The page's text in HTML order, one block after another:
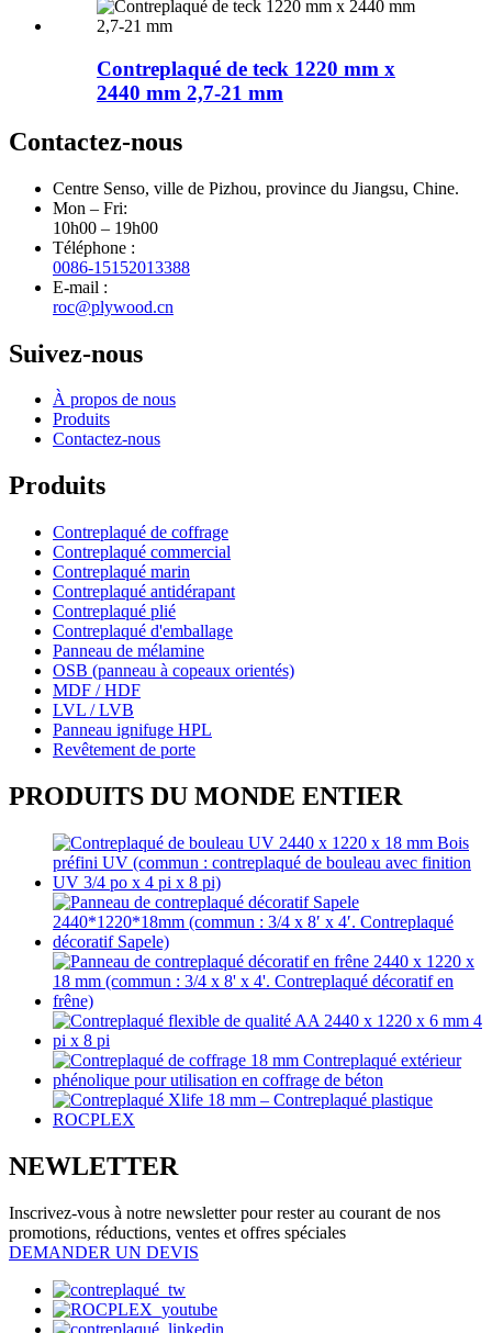
Contreplaqué de teck 1220 mm x
2440 mm 2,7-21 mm
Contactez-nous
Centre Senso, ville de Pizhou, province du Jiangsu, Chine.
Mon – Fri:
10h00 – 19h00
Téléphone :
0086-15152013388
E-mail :
roc@plywood.cn
Suivez-nous
À propos de nous
Produits
Contactez-nous
Produits
Contreplaqué de coffrage
Contreplaqué commercial
Contreplaqué marin
Contreplaqué antidérapant
Contreplaqué plié
Contreplaqué d'emballage
Panneau de mélamine
OSB (panneau à copeaux orientés)
MDF / HDF
LVL / LVB
Panneau ignifuge HPL
Revêtement de porte
PRODUITS DU MONDE ENTIER
NEWLETTER
Inscrivez-vous à notre newsletter pour rester au courant de nos
promotions, réductions, ventes et offres spéciales
DEMANDER UN DEVIS